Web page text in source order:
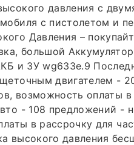
давления с
с пистолетом и
Давления –
большой
и ЗУ wg633e.9
двигателем -
возможность оплаты
- 108 предложений -
в рассрочку для
высокого давления